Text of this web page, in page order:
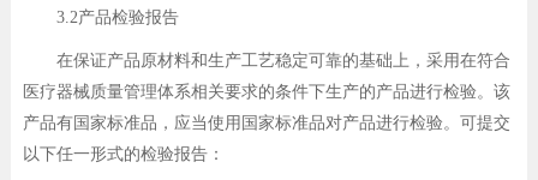
3.2产品检验报告
在保证产品原材料和生产工艺稳定可靠的基础上，采用在符合
医疗器械质量管理体系相关要求的条件下生产的产品进行检验。该
产品有国家标准品，应当使用国家标准品对产品进行检验。可提交
以下任一形式的检验报告：